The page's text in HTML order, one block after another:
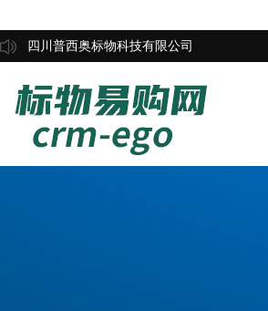
四川普西奥标物科技有限公司